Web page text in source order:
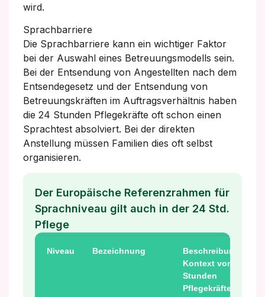
wird.
Sprachbarriere
Die Sprachbarriere kann ein wichtiger Faktor
bei der Auswahl eines Betreuungsmodells sein.
Bei der Entsendung von Angestellten nach dem
Entsendegesetz und der Entsendung von
Betreuungskräften im Auftragsverhältnis haben
die 24 Stunden Pflegekräfte oft schon einen
Sprachtest absolviert. Bei der direkten
Anstellung müssen Familien dies oft selbst
organisieren.
Der Europäische Referenzrahmen für
Sprachniveau gilt auch in der 24 Std.
Pflege
Niveau Bezeichnung
Beschreibung im
Kontext von 24
Stunden
Pflegekräften